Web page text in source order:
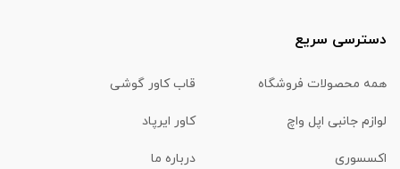
دسترسی سریع
همه محصولات فروشگاه قاب کاور گوشی
لوازم جانبی اپل واچ کاور ایرپاد
اکسسوری درباره ما